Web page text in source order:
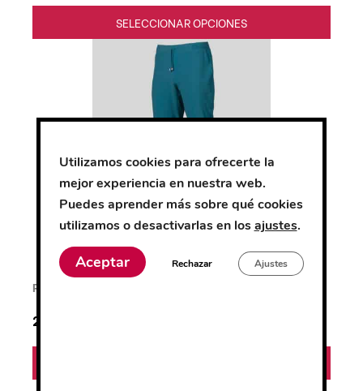
SELECCIONAR OPCIONES
Pantalón jogger
24.70
Utilizamos cookies para ofrecerte la
mejor experiencia en nuestra web.
Puedes aprender más sobre qué cookies
utilizamos o desactivarlas en losajustes.
Aceptar Rechazar Ajustes